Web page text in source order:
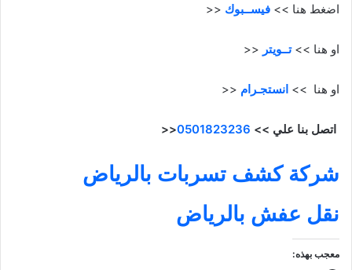
اضغط هنا >> فيســبوك <<
او هنا >>تــويتر <<
او هنا >> انستجـرام <<
اتصل بنا علي >> 0501823236
<<
شركة كشف تسربات بالرياض
نقل عفش بالرياض
معجب بهذه: